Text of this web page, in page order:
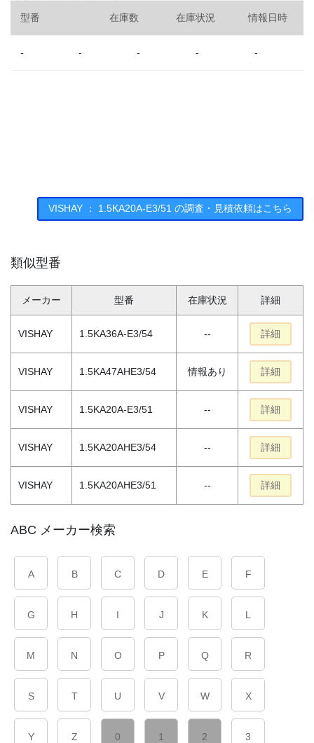
型番 在庫数 在庫状況 情報日時
- - - - -
VISHAY ： 1.5KA20A-E3/51 の調査・見積依頼はこちら
類似型番
メーカー 型番 在庫状況 詳細
VISHAY 1.5KA36A-E3/54 -- 詳細
VISHAY 1.5KA47AHE3/54 情報あり 詳細
VISHAY 1.5KA20A-E3/51 -- 詳細
VISHAY 1.5KA20AHE3/54 -- 詳細
VISHAY 1.5KA20AHE3/51 -- 詳細
ABC メーカー検索
A B C D E F
G H I J K L
M N O P Q R
S T U V W X
Y Z 0 1 2 3